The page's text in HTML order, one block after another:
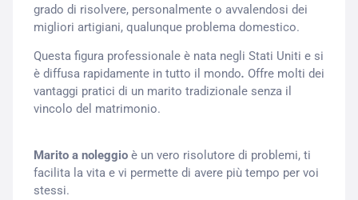
grado di risolvere, personalmente o avvalendosi dei
migliori artigiani, qualunque problema domestico.
Questa figura professionale è nata negli Stati Uniti e si
è diffusa rapidamente in tutto il mondo. Offre molti dei
vantaggi pratici di un marito tradizionale senza il
vincolo del matrimonio.
Marito a noleggio è un vero risolutore di problemi, ti
facilita la vita e vi permette di avere più tempo per voi
stessi.